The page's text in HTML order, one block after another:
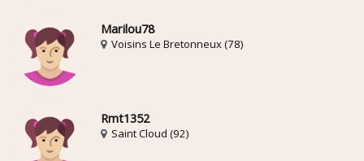
Marilou78
Voisins Le Bretonneux (78)
Rmt1352
Saint Cloud (92)